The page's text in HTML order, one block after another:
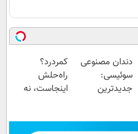
دندان مصنوعی
سوئیسی:
جدیدترین
پرداخت قسطی
کمردرد؟
راه‌حلش
اینجاست، نه